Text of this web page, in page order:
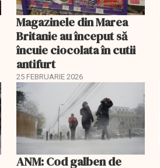
Magazinele din Marea
Britanie au început să
încuie ciocolata în cutii
antifurt
25 FEBRUARIE 2026
ANM: Cod galben de